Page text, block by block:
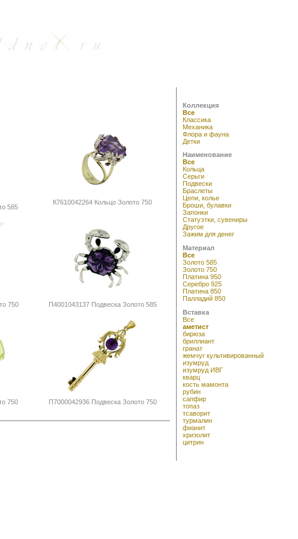
585
К7610042264 Кольцо Золото 750
750 П4001043137 Подвеска Золото 585
750 П7000042936 Подвеска Золото 750
Коллекция
Все
Классика
Механика
Флора и фауна
Детки
Наименование
Все
Кольца
Серьги
Подвески
Браслеты
Цепи, колье
Броши, булавки
Запонки
Статуэтки, сувениры
Другое
Зажим для денег
Материал
Все
Золото 585
Золото 750
Платина 950
Серебро 925
Платина 850
Палладий 850
Вставка
Все
аметист
бирюза
бриллиант
гранат
жемчуг культивированный
изумруд
изумруд ИВГ
кварц
кость мамонта
рубин
сапфир
топаз
тсаворит
турмалин
фианит
хризолит
цитрин